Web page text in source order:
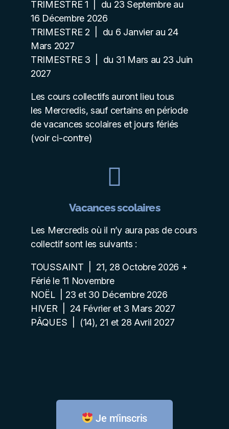
TRIMESTRE 1 | du 23 Septembre au
16 Décembre 2026
TRIMESTRE 2 | du 6 Janvier au 24
Mars 2027
TRIMESTRE 3 | du 31 Mars au 23 Juin
2027
Les cours collectifs auront lieu tous
les Mercredis, sauf certains en période
de vacances scolaires et jours fériés
(voir ci-contre)
Vacances scolaires
Les Mercredis où il n’y aura pas de cours
collectif sont les suivants :
TOUSSAINT | 21, 28 Octobre 2026 +
Férié le 11 Novembre
NOËL | 23 et 30 Décembre 2026
HIVER | 24 Février et 3 Mars 2027
PÂQUES | (14), 21 et 28 Avril 2027
Je m'inscris